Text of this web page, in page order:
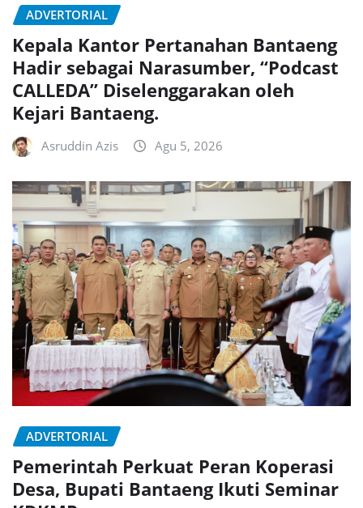
ADVERTORIAL
Kepala Kantor Pertanahan Bantaeng
Hadir sebagai Narasumber, “Podcast
CALLEDA” Diselenggarakan oleh
Kejari Bantaeng.
Asruddin Azis Agu 5, 2026
ADVERTORIAL
Pemerintah Perkuat Peran Koperasi
Desa, Bupati Bantaeng Ikuti Seminar